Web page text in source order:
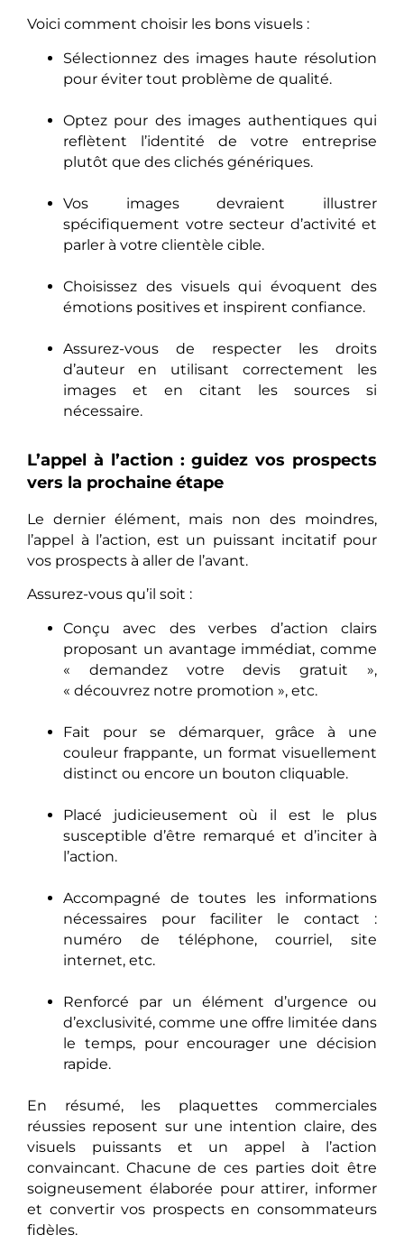
Voici comment choisir les bons visuels :
Sélectionnez des images haute résolution
pour éviter tout problème de qualité.
Optez pour des images authentiques qui
reflètent l’identité de votre entreprise
plutôt que des clichés génériques.
Vos images devraient illustrer
spécifiquement votre secteur d’activité et
parler à votre clientèle cible.
Choisissez des visuels qui évoquent des
émotions positives et inspirent confiance.
Assurez-vous de respecter les droits
d’auteur en utilisant correctement les
images et en citant les sources si
nécessaire.
L’appel à l’action : guidez vos prospects
vers la prochaine étape
Le dernier élément, mais non des moindres,
l’appel à l’action, est un puissant incitatif pour
vos prospects à aller de l’avant.
Assurez-vous qu’il soit :
Conçu avec des verbes d’action clairs
proposant un avantage immédiat, comme
« demandez votre devis gratuit »,
« découvrez notre promotion », etc.
Fait pour se démarquer, grâce à une
couleur frappante, un format visuellement
distinct ou encore un bouton cliquable.
Placé judicieusement où il est le plus
susceptible d’être remarqué et d’inciter à
l’action.
Accompagné de toutes les informations
nécessaires pour faciliter le contact :
numéro de téléphone, courriel, site
internet, etc.
Renforcé par un élément d’urgence ou
d’exclusivité, comme une offre limitée dans
le temps, pour encourager une décision
rapide.
En résumé, les plaquettes commerciales
réussies reposent sur une intention claire, des
visuels puissants et un appel à l’action
convaincant. Chacune de ces parties doit être
soigneusement élaborée pour attirer, informer
et convertir vos prospects en consommateurs
fidèles.